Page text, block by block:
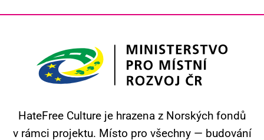
HateFree Culture je hrazena z Norských fondů
v rámci projektu. Místo pro všechny — budování